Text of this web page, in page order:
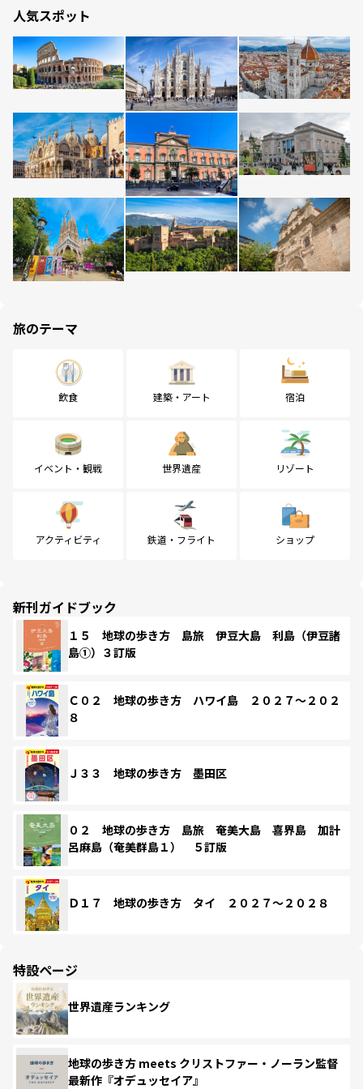
人気スポット
旅のテーマ
飲食 建築・アート 宿泊
イベント・観戦 世界遺産 リゾート
アクティビティ 鉄道・フライト ショップ
新刊ガイドブック
１５ 地球の歩き方 島旅 伊豆大島 利島（伊豆諸
島①）３訂版
Ｃ０２ 地球の歩き方 ハワイ島 ２０２７～２０２
８
Ｊ３３ 地球の歩き方 墨田区
０２ 地球の歩き方 島旅 奄美大島 喜界島 加計
呂麻島（奄美群島１） ５訂版
Ｄ１７ 地球の歩き方 タイ ２０２７～２０２８
特設ページ
世界遺産ランキング
地球の歩き方 meets クリストファー・ノーラン監督
最新作『オデュッセイア』